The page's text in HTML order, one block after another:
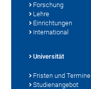
Forschung
Lehre
Einrichtungen
International
Universität
Fristen und Termine
Studienangebot